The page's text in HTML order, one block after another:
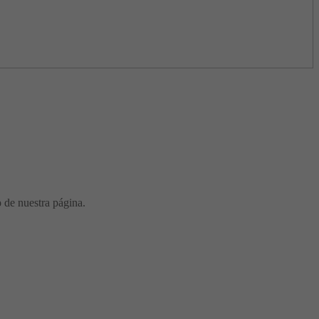
de nuestra página.